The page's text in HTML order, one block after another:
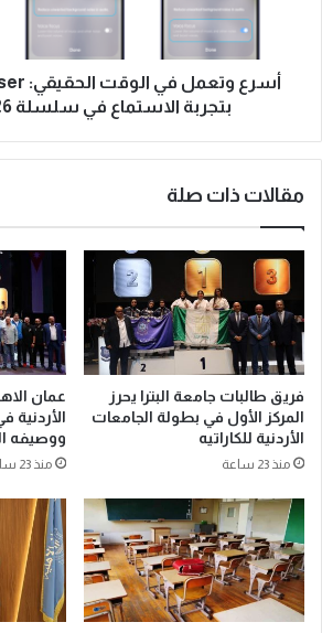
بتجربة الاستماع في سلسلة Galaxy S26
مقالات ذات صلة
فريق طالبات جامعة البترا يحرز
المركز الأول في بطولة الجامعات
الأردنية للكاراتيه
منذ 23 ساعة
عمان
الأردنية
ووصيفه
منذ 23 ساعة